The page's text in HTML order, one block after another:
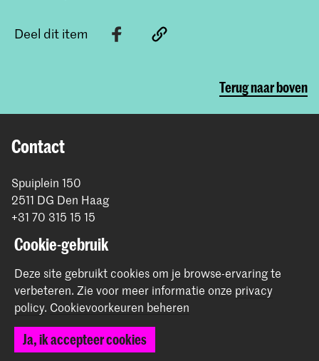
Deel dit item
Terug naar boven
Contact
Spuiplein 150
2511 DG Den Haag
+31 70 315 15 15
Volg ons
Blijf op de hoogte
InstagramYouTubeFacebook
Cookie-gebruik
Deze site gebruikt cookies om je browse-ervaring te
verbeteren. Zie voor meer informatie onze privacy
policy. Cookievoorkeuren beheren
Ja, ik accepteer cookies